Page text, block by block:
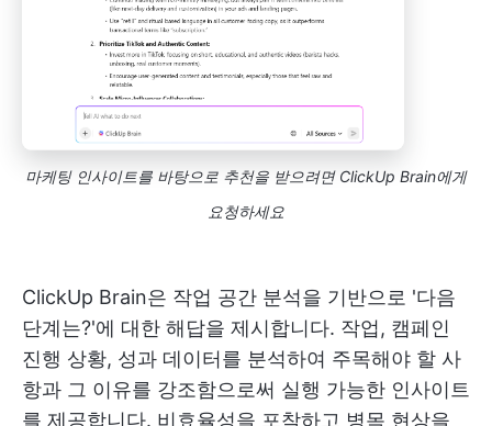
마케팅 인사이트를 바탕으로 추천을 받으려면 ClickUp Brain에게
요청하세요
ClickUp Brain은 작업 공간 분석을 기반으로 '다음
단계는?'에 대한 해답을 제시합니다. 작업, 캠페인
진행 상황, 성과 데이터를 분석하여 주목해야 할 사
항과 그 이유를 강조함으로써 실행 가능한 인사이트
를 제공합니다. 비효율성을 포착하고 병목 현상을